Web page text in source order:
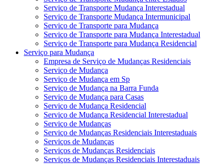
Serviço de Transporte Mudança Interestadual
Serviço de Transporte Mudança Intermunicipal
Serviço de Transporte para Mudança
Serviço de Transporte para Mudança Interestadual
Serviço de Transporte para Mudança Residencial
Serviço para Mudança
Empresa de Serviço de Mudanças Residenciais
Serviço de Mudança
Serviço de Mudança em Sp
Serviço de Mudança na Barra Funda
Serviço de Mudança para Casas
Serviço de Mudança Residencial
Serviço de Mudança Residencial Interestadual
Serviço de Mudanças
Serviço de Mudanças Residenciais Interestaduais
Serviços de Mudanças
Serviços de Mudanças Residenciais
Serviços de Mudanças Residenciais Interestaduais